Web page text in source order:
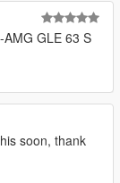
GLE 63 S
soon, thank